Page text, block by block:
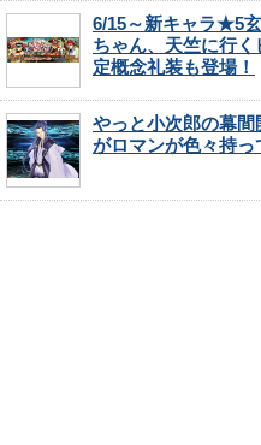
6/15～新キャラ★5
ちゃん、天竺に行
定概念礼装も登場！
やっと小次郎の幕
がロマンが色々持っ